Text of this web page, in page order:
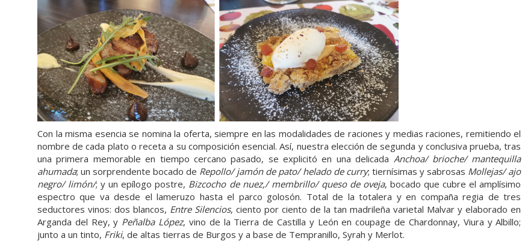
Con la misma esencia se nomina la oferta, siempre en las modalidades de raciones y medias raciones, remitiendo el
nombre de cada plato o receta a su composición esencial. Así, nuestra elección de segunda y conclusiva prueba, tras
una primera memorable en tiempo cercano pasado, se explicitó en una delicada Anchoa/ brioche/ mantequilla
ahumada; un sorprendente bocado de Repollo/ jamón de pato/ helado de curry; tiernísimas y sabrosas Mollejas/ ajo
negro/ limón/; y un epílogo postre, Bizcocho de nuez,/ membrillo/ queso de oveja, bocado que cubre el amplísimo
espectro que va desde el lameruzo hasta el parco golosón. Total de la totalera y en compaña regia de tres
seductores vinos: dos blancos, Entre Silencios, ciento por ciento de la tan madrileña varietal Malvar y elaborado en
Arganda del Rey, y Peñalba López, vino de la Tierra de Castilla y León en coupage de Chardonnay, Viura y Albillo;
junto a un tinto, Friki, de altas tierras de Burgos y a base de Tempranillo, Syrah y Merlot.